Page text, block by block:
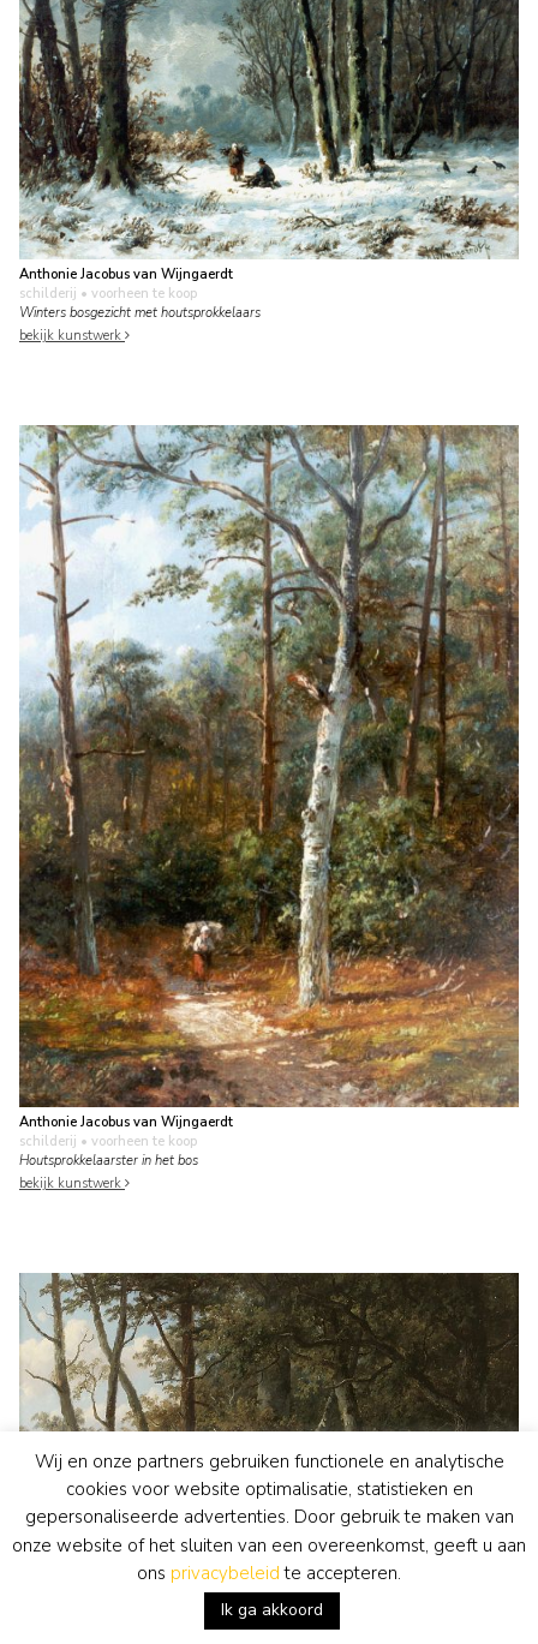
Anthonie Jacobus van Wijngaerdt
schilderij • voorheen te koop
Winters bosgezicht met houtsprokkelaars
bekijk kunstwerk
Anthonie Jacobus van Wijngaerdt
schilderij • voorheen te koop
Houtsprokkelaarster in het bos
bekijk kunstwerk
Wij en onze partners gebruiken functionele en analytische
cookies voor website optimalisatie, statistieken en
gepersonaliseerde advertenties. Door gebruik te maken van
onze website of het sluiten van een overeenkomst, geeft u aan
ons privacybeleid te accepteren.
Ik ga akkoord